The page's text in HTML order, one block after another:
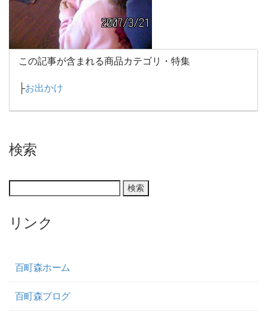
この記事が含まれる商品カテゴリ・特集
├お出かけ
検索
リンク
百町森ホーム
百町森ブログ